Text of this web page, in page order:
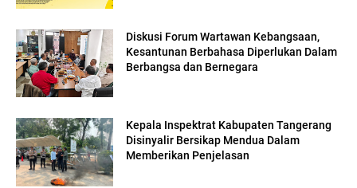
Diskusi Forum Wartawan Kebangsaan,
Kesantunan Berbahasa Diperlukan Dalam
Berbangsa dan Bernegara
Kepala Inspektrat Kabupaten Tangerang
Disinyalir Bersikap Mendua Dalam
Memberikan Penjelasan